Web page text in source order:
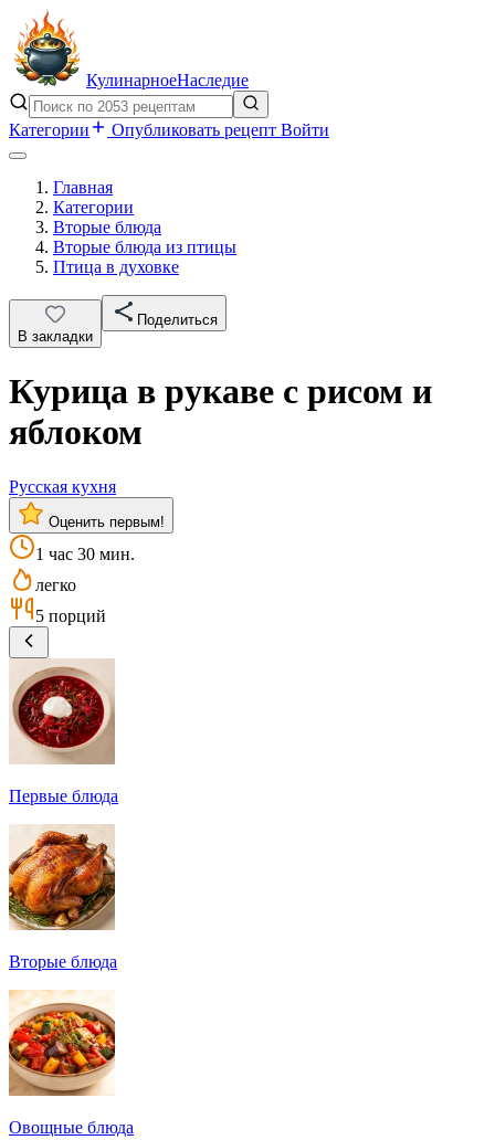
КулинарноеНаследие
Категории Опубликовать рецепт Войти
Главная
Категории
Вторые блюда
Вторые блюда из птицы
Птица в духовке
В закладки
Поделиться
Курица в рукаве с рисом и
яблоком
Русская кухня
Оценить первым!
1 час 30 мин.
легко
5 порций
Первые блюда
Вторые блюда
Овощные блюда